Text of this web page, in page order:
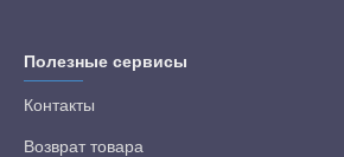
Полезные сервисы
Контакты
Возврат товара